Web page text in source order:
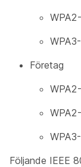
Företag
Följande IEEE